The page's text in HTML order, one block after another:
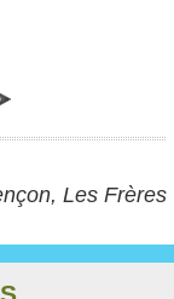
Les Frères